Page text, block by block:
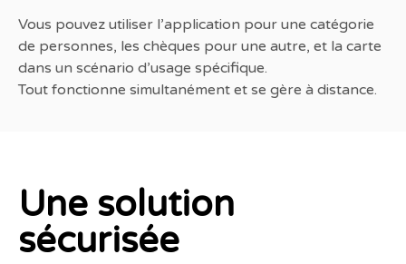
Vous pouvez utiliser l’application pour une catégorie
de personnes, les chèques pour une autre, et la carte
dans un scénario d’usage spécifique.
Tout fonctionne simultanément et se gère à distance.
Une solution
sécurisée